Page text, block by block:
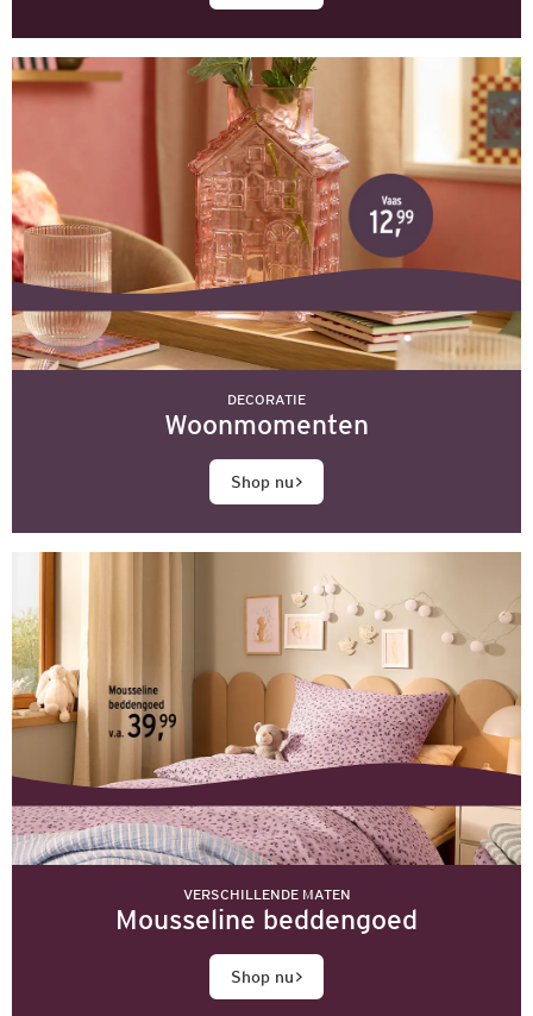
DECORATIE
Woonmomenten
Shop nu
VERSCHILLENDE MATEN
Mousseline beddengoed
Shop nu